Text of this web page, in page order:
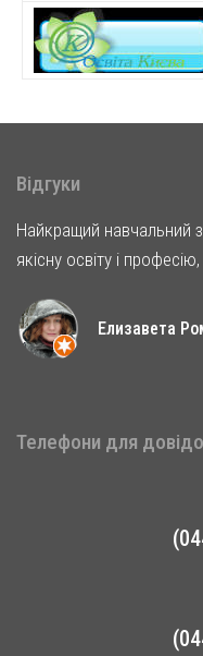
Відгуки
Найкращий навчальний
якісну освіту і
Елизавета
Телефони для